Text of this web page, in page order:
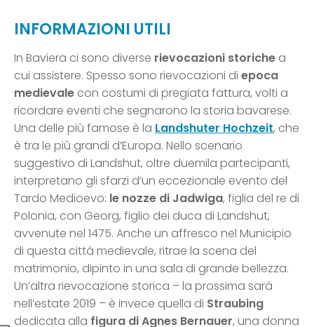
INFORMAZIONI UTILI
In Baviera ci sono diverse rievocazioni storiche a
cui assistere. Spesso sono rievocazioni di epoca
medievale con costumi di pregiata fattura, volti a
ricordare eventi che segnarono la storia bavarese.
Una delle più famose è la Landshuter Hochzeit, che
è tra le più grandi d’Europa. Nello scenario
suggestivo di Landshut, oltre duemila partecipanti,
interpretano gli sfarzi d’un eccezionale evento del
Tardo Medioevo: le nozze di Jadwiga, figlia del re di
Polonia, con Georg, figlio dei duca di Landshut,
avvenute nel 1475. Anche un affresco nel Municipio
di questa città medievale, ritrae la scena del
matrimonio, dipinto in una sala di grande bellezza.
Un’altra rievocazione storica – la prossima sarà
nell’estate 2019 – è invece quella di Straubing
dedicata alla figura di Agnes Bernauer, una donna